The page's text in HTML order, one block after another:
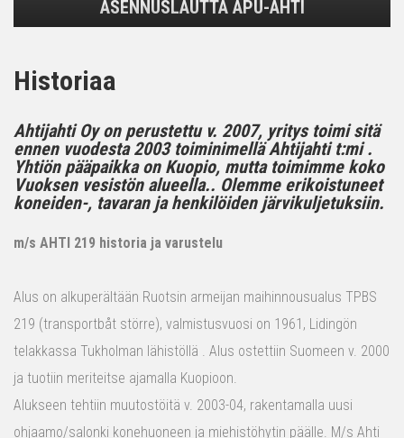
ASENNUSLAUTTA APU-AHTI
Historiaa
Ahtijahti Oy on perustettu v. 2007, yritys toimi sitä
ennen vuodesta 2003 toiminimellä Ahtijahti t:mi .
Yhtiön pääpaikka on Kuopio, mutta toimimme koko
Vuoksen vesistön alueella.. Olemme erikoistuneet
koneiden-, tavaran ja henkilöiden järvikuljetuksiin.
m/s AHTI 219 historia ja varustelu
Alus on alkuperältään Ruotsin armeijan maihinnousualus TPBS
219 (transportbåt större), valmistusvuosi on 1961, Lidingön
telakkassa Tukholman lähistöllä . Alus ostettiin Suomeen v. 2000
ja tuotiin meriteitse ajamalla Kuopioon.
Alukseen tehtiin muutostöitä v. 2003-04, rakentamalla uusi
ohjaamo/salonki konehuoneen ja miehistöhytin päälle. M/s Ahti